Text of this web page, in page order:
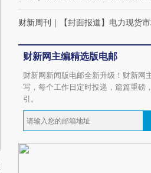
财新周刊 ｜ 【封面报道】电力现货
财新网主编精选版电邮
财新网新闻版电邮全新升级！财新网
写，每个工作日定时投递，篇篇重磅
引。